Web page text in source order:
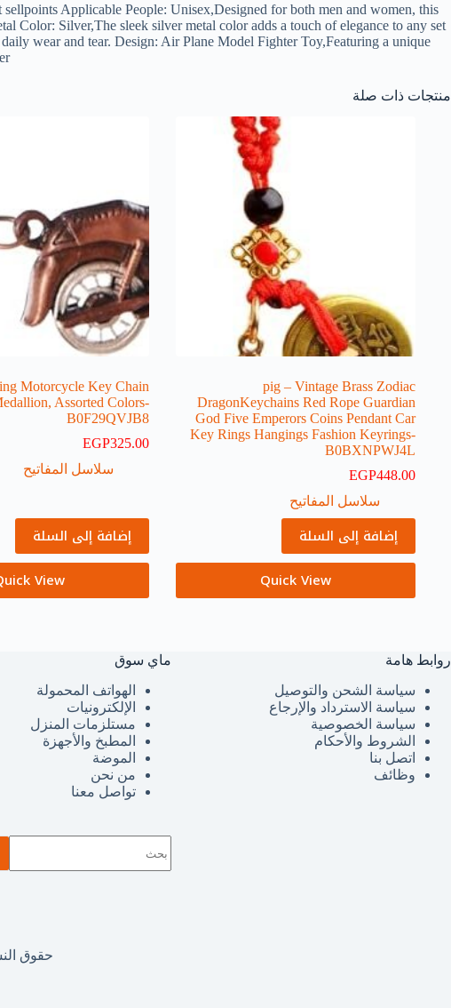
Applicable People: Unisex,Designed for both men and women, this
Color: Silver,The sleek silver metal color adds a touch of elegance to any set
wear and tear. Design: Air Plane Model Fighter Toy,Featuring a unique
منتجات ذات صلة
pig – Vintage Brass Zodiac
DragonKeychains Red Rope Guardian
God Five Emperors Coins Pendant Car
Key Rings Hangings Fashion Keyrings-
B0BXNPWJ4L
EGP448.00
سلاسل المفاتيح
إضافة إلى السلة
Quick View
Motorcycle Key Chain
Assorted Colors-
B0F29QVJB8
EGP325.00
سلاسل المفاتيح
إضافة إلى السلة
View
روابط هامة
سياسة الشحن والتوصيل
سياسة الاسترداد والإرجاع
سياسة الخصوصية
الشروط والأحكام
اتصل بنا
وظائف
ماي سوق
الهواتف المحمولة
الإلكترونيات
مستلزمات المنزل
المطبخ والأجهزة
الموضة
من نحن
تواصل معنا
توجد
حقوق النشر © 2026